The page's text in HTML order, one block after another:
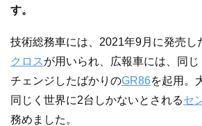
す。
技術総務車には、2021年9月に発売し
クロス が用いられ、広報車には、同
チェンジしたばかりのGR86を起用。
同じく世界に2台しかないとされるセ
務めました。